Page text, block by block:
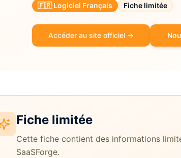
🇫🇷 Logiciel Français Fiche limitée
Accéder au site officiel →
Fiche limitée
Cette fiche contient des informations
SaaSForge.